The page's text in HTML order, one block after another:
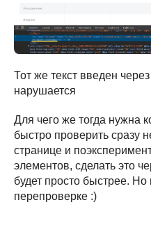
Тот же текст введен
нарушается
Для чего же тогда нужна
быстро проверить сразу
странице и
элементов, сделать это
будет просто быстрее.
перепроверке :)